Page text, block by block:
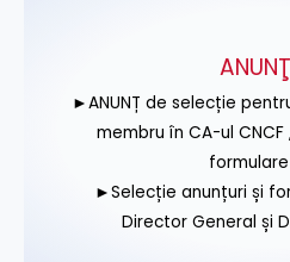
►ANUNȚ de selecție
membru în CA-ul CNCF
formulare
►Selecție anunțuri și
Director General și